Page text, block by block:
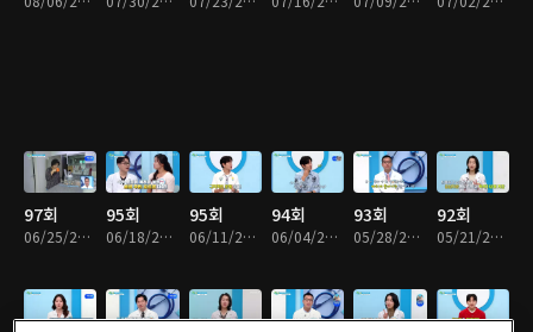
97회
06/25/2026 • 46분
95회
06/18/2026 • 46분
95회
06/11/2026 • 46분
94회
06/04/2026 • 46분
93회
05/28/2026 • 46분
92회
05/21/2026 • 46분